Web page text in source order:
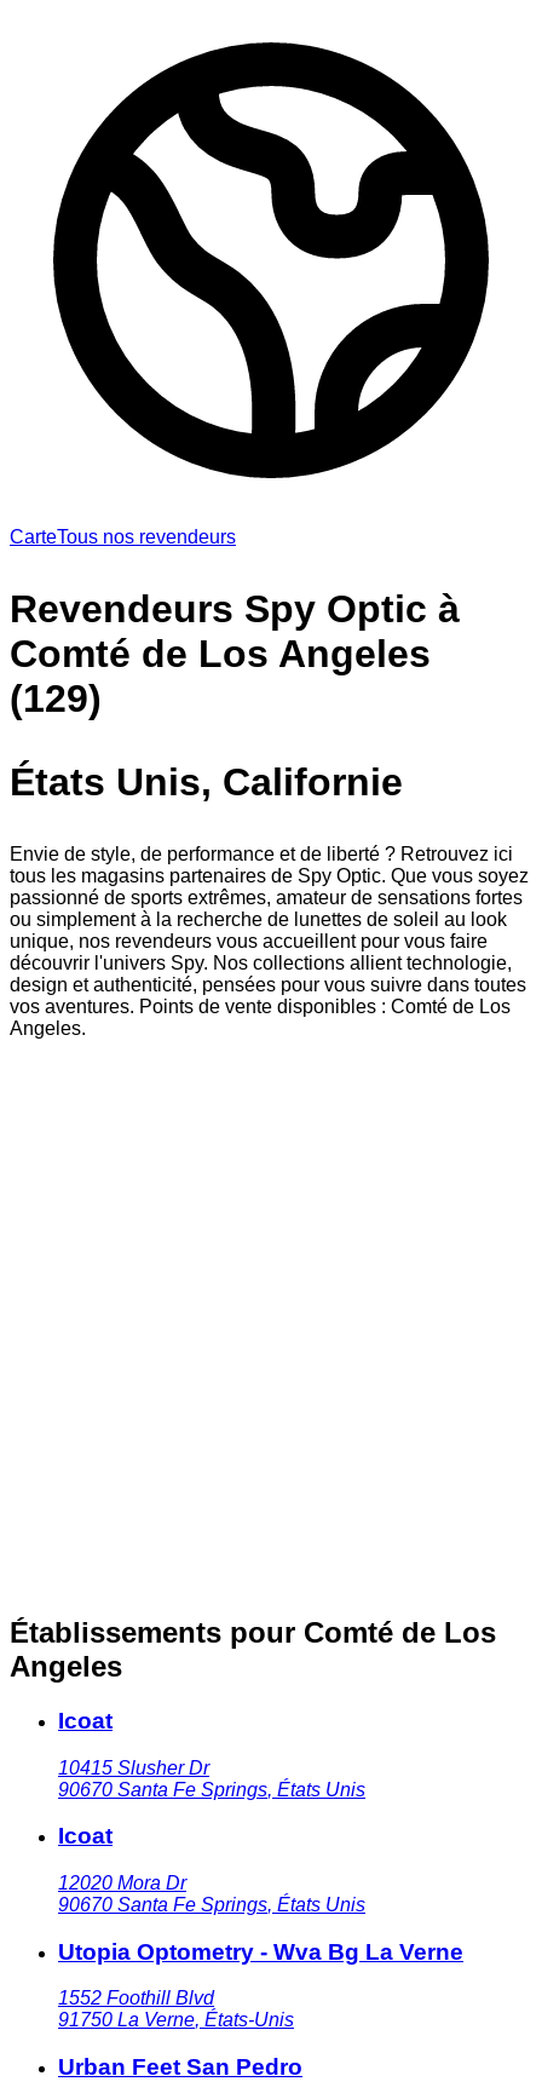
CarteTous nos revendeurs
Revendeurs Spy Optic à
Comté de Los Angeles
(129)
États Unis, Californie
Envie de style, de performance et de liberté ? Retrouvez ici
tous les magasins partenaires de Spy Optic. Que vous soyez
passionné de sports extrêmes, amateur de sensations fortes
ou simplement à la recherche de lunettes de soleil au look
unique, nos revendeurs vous accueillent pour vous faire
découvrir l'univers Spy. Nos collections allient technologie,
design et authenticité, pensées pour vous suivre dans toutes
vos aventures. Points de vente disponibles : Comté de Los
Angeles.
Établissements pour Comté de Los
Angeles
Icoat
10415 Slusher Dr
90670 Santa Fe Springs, États Unis
Icoat
12020 Mora Dr
90670 Santa Fe Springs, États Unis
Utopia Optometry - Wva Bg La Verne
1552 Foothill Blvd
91750 La Verne, États-Unis
Urban Feet San Pedro